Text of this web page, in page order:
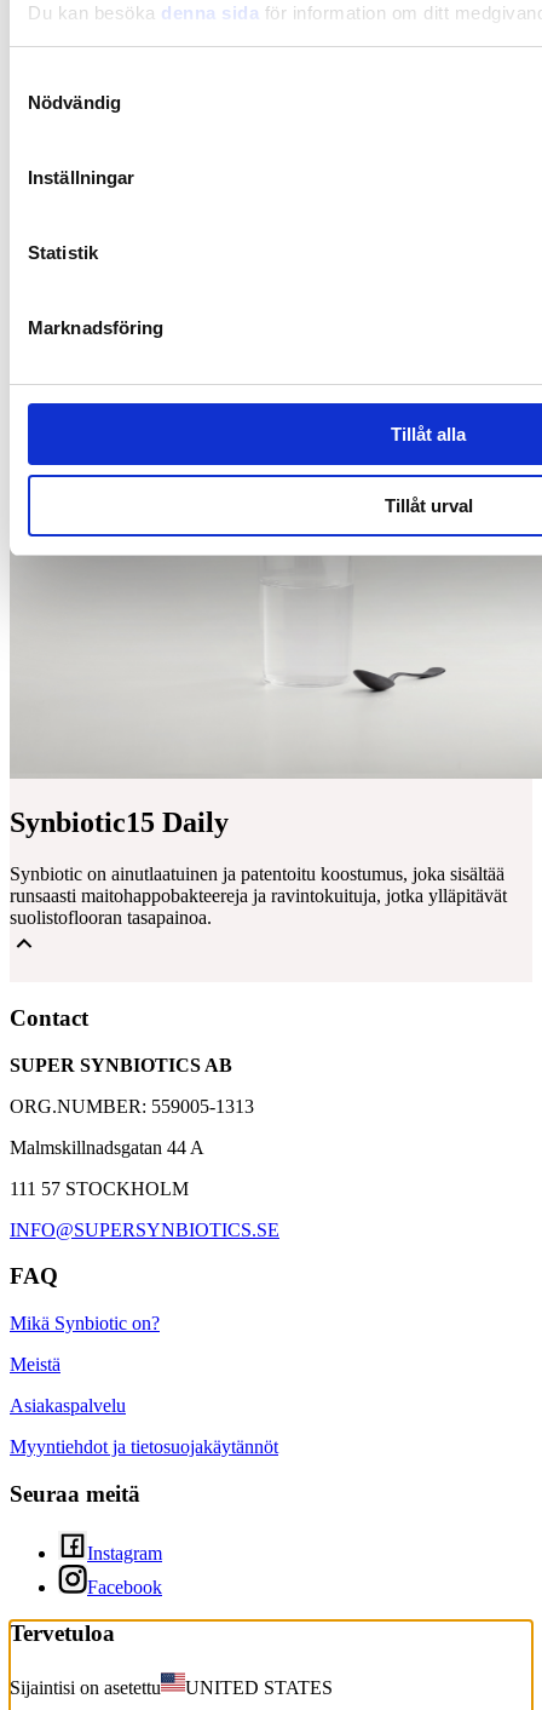
Du kan besöka denna sida för information om ditt
Nödvändig
Inställningar
Statistik
Marknadsföring
Tillåt alla
Tillåt urval
Vatsan turvotuksen yleiset syyt
Synbiotic15 Daily
Synbiotic on ainutlaatuinen ja patentoitu koostumus, joka sisältää
runsaasti maitohappobakteereja ja ravintokuituja, jotka ylläpitävät
suolistoflooran tasapainoa.
4 grammaa gluteenittomia ravintokuituja
Contact
SUPER SYNBIOTICS AB
ORG.NUMBER: 559005-1313
Malmskillnadsgatan 44 A
111 57 STOCKHOLM
INFO@SUPERSYNBIOTICS.SE
FAQ
Mikä Synbiotic on?
Meistä
Asiakaspalvelu
Myyntiehdot ja tietosuojakäytännöt
Seuraa meitä
Instagram
Facebook
Tervetuloa
Sijaintisi on asetettu UNITED STATES